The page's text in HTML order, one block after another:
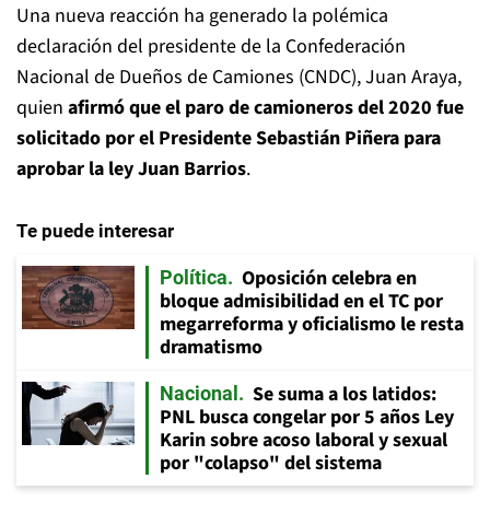
Una nueva reacción ha generado la polémica
declaración del presidente de la Confederación
Nacional de Dueños de Camiones (CNDC), Juan Araya,
quien afirmó que el paro de camioneros del 2020 fue
solicitado por el Presidente Sebastián Piñera para
aprobar la ley Juan Barrios.
Te puede interesar
Política
Oposición celebra en
bloque admisibilidad en el TC por
megarreforma y oficialismo le resta
dramatismo
Nacional
Se suma a los latidos:
PNL busca congelar por 5 años Ley
Karin sobre acoso laboral y sexual
por "colapso" del sistema